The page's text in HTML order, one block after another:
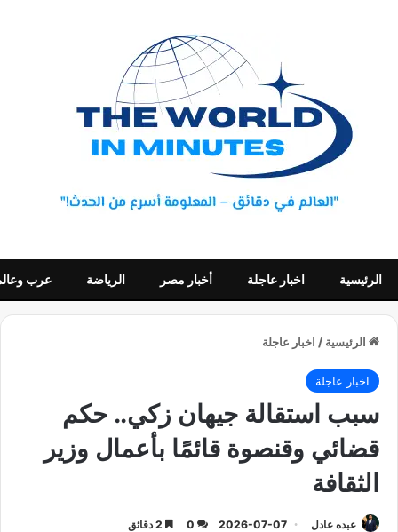
الرئيسية اخبار عاجلة أخبار مصر الرياضة عرب
الرئيسية / اخبار عاجلة
اخبار عاجلة
سبب استقالة جيهان زكي.. حكم
قضائي وقنصوة قائمًا بأعمال وزير
الثقافة
عبده عادل 2026-07-07
0